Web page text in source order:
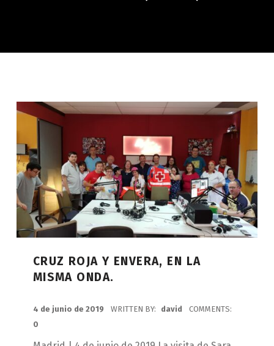
CRUZ ROJA Y ENVERA, EN LA
MISMA ONDA.
4 de junio de 2019 WRITTEN BY: david
COMMENTS:
0